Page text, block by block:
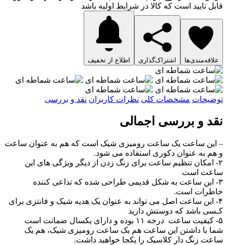
قابل تایید است که کالا در شرایط اولیه باشد
علاقه‌مندی‌ها اشتراک‌گذاری اطلاع از تخفیف
توضیحات مشخصات کلی نظرات کاربران نقد و بررسی
نقد و بررسی اجمالی
– این ساعت یک ساعت رومیزی شیک است که هم به عنوان ساعت
و هم به عنوان دکوری استفاده می شود.
۲- امکان تنظیم ساعت برای زنگ زدن از دیگر ویژگی های این
ساعت است
۳- این ساعت به شکل قدیمی طراحی شده که تداعی کننده
خاطرات است.
۴- این ساعت اصل می تواند به عنوان یک هدیه شیک و فانتزی برای
کـسی باشد که دوستش دارید
۵- کیفیت ساعت درجه ۱۱ بوده و دارای یکسال ضمانت است
شما با داشتن این ساعت هم یک ساعت رومیزی شیک، هم یک
ساعت زنگ دار کلاسیک را یکجا خواهید داشت.